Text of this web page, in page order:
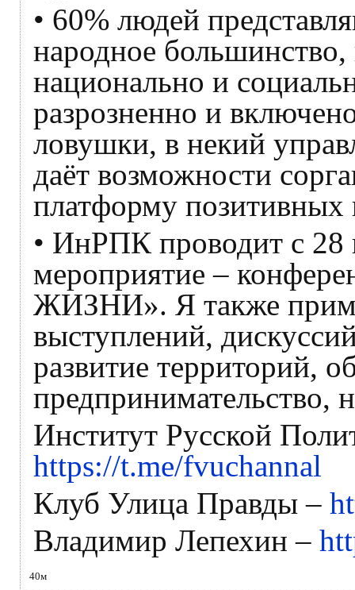
• 60% людей
народное большинство,
национально и
разрозненно и
ловушки, в некий
даёт возможности
платформу позитивных
• ИнРПК проводит с 28
мероприятие –
ЖИЗНИ». Я также
выступлений,
развитие территорий,
предпринимательство,
Институт Русской
https://t.me/fvuchannal
Клуб Улица Правды –
Владимир Лепехин –
40м